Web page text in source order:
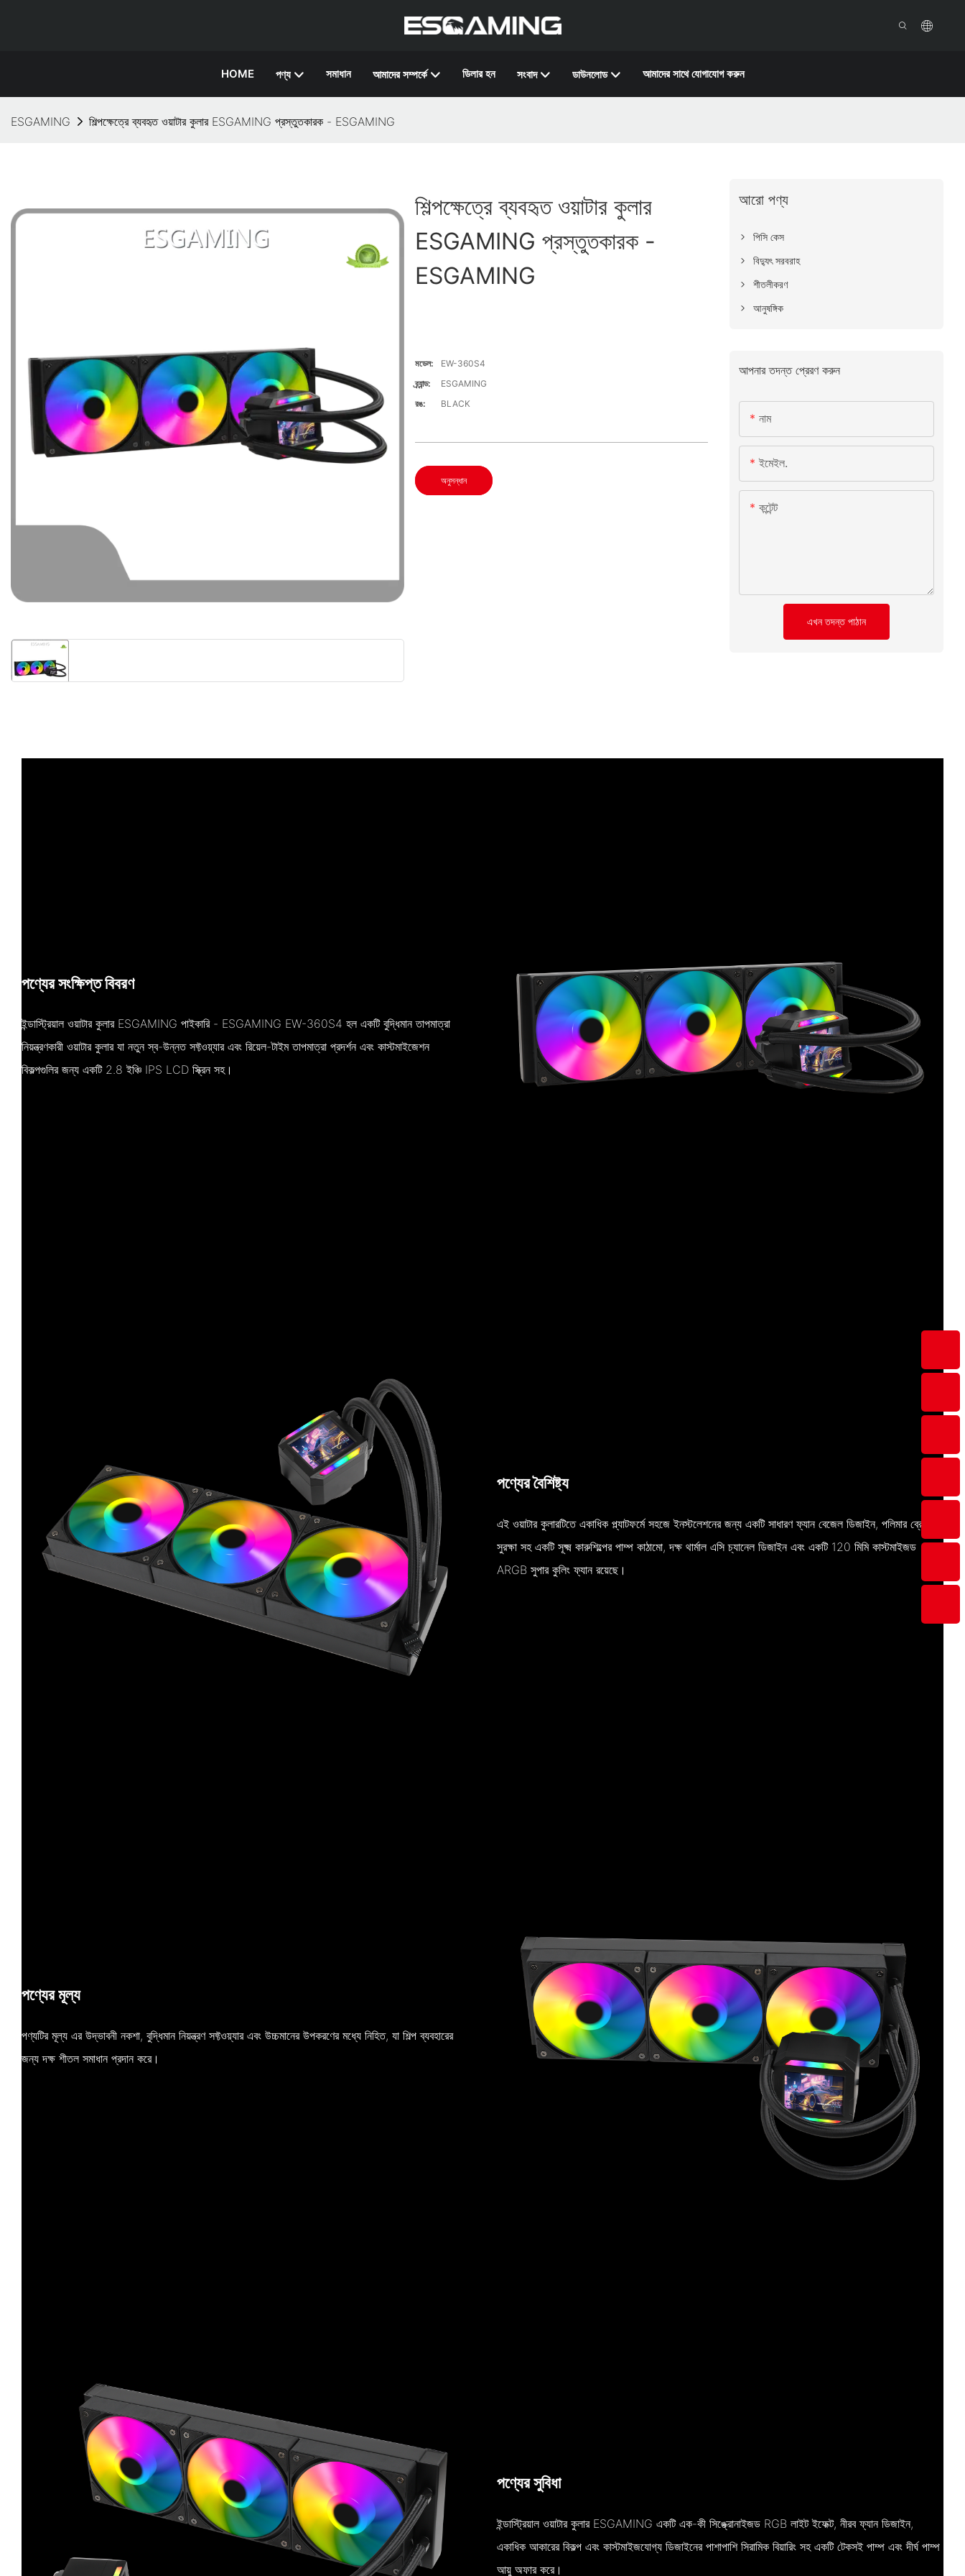
HOME পণ্য সমাধান আমাদের সম্পর্কে ডিলার হন সংবাদ ডাউনলোড আমাদের সাথে যোগাযোগ করুন
ESGAMING শিল্পক্ষেত্রে ব্যবহৃত ওয়াটার কুলার ESGAMING প্রস্তুতকারক - ESGAMING
শিল্পক্ষেত্রে ব্যবহৃত ওয়াটার কুলার
ESGAMING প্রস্তুতকারক -
ESGAMING
মডেল:
EW-360S4
ব্র্যান্ড:
ESGAMING
রঙ:
BLACK
অনুসন্ধান
আরো পণ্য
পিসি কেস
বিদ্যুৎ সরবরাহ
শীতলীকরণ
আনুষঙ্গিক
আপনার তদন্ত প্রেরণ করুন
নাম
ইমেইল.
কন্টেন্ট
এখন তদন্ত পাঠান
পণ্যের সংক্ষিপ্ত বিবরণ
ইন্ডাস্ট্রিয়াল ওয়াটার কুলার ESGAMING পাইকারি - ESGAMING EW-360S4 হল একটি বুদ্ধিমান তাপমাত্রা
নিয়ন্ত্রণকারী ওয়াটার কুলার যা নতুন স্ব-উন্নত সফ্টওয়্যার এবং রিয়েল-টাইম তাপমাত্রা প্রদর্শন এবং কাস্টমাইজেশন
বিকল্পগুলির জন্য একটি 2.8 ইঞ্চি IPS LCD স্ক্রিন সহ।
পণ্যের বৈশিষ্ট্য
এই ওয়াটার কুলারটিতে একাধিক প্ল্যাটফর্মে সহজে ইনস্টলেশনের জন্য একটি সাধারণ ফ্যান বেজেল ডিজাইন, পলিমার ব্রেড
সুরক্ষা সহ একটি সূক্ষ্ম কারুশিল্পের পাম্প কাঠামো, দক্ষ থার্মাল এসি চ্যানেল ডিজাইন এবং একটি 120 মিমি কাস্টমাইজড
ARGB সুপার কুলিং ফ্যান রয়েছে।
পণ্যের মূল্য
পণ্যটির মূল্য এর উদ্ভাবনী নকশা, বুদ্ধিমান নিয়ন্ত্রণ সফ্টওয়্যার এবং উচ্চমানের উপকরণের মধ্যে নিহিত, যা শিল্প ব্যবহারের
জন্য দক্ষ শীতল সমাধান প্রদান করে।
পণ্যের সুবিধা
ইন্ডাস্ট্রিয়াল ওয়াটার কুলার ESGAMING একটি এক-কী সিঙ্ক্রোনাইজড RGB লাইট ইফেক্ট, নীরব ফ্যান ডিজাইন,
একাধিক আকারের বিকল্প এবং কাস্টমাইজযোগ্য ডিজাইনের পাশাপাশি সিরামিক বিয়ারিং সহ একটি টেকসই পাম্প এবং দীর্ঘ পাম্প
আয়ু অফার করে।